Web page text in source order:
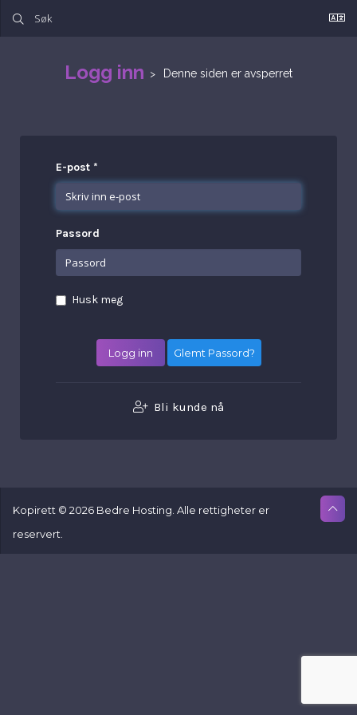
Logg inn Denne siden er avsperret
E-post *
Passord
Husk meg
Glemt Passord?
Bli kunde nå
Kopirett © 2026 Bedre Hosting. Alle rettigheter er
reservert.